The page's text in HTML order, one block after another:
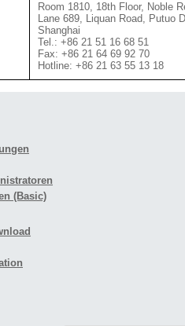
Room 1810, 18th Floor, Noble
Lane 689, Liquan Road, Putuo
Shanghai
Tel.: +86 21 51 16 68 51
Fax: +86 21 64 69 92 70
Hotline: +86 21 63 55 13 18
(Basic)